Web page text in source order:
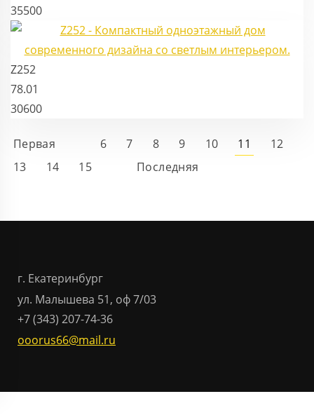
35500
Z252
78.01
30600
Первая 6 7 8 9 10 11
12
13
14 15 Последняя
г. Екатеринбург
ул. Малышева 51, оф 7/03
+7 (343) 207-74-36
ooorus66@mail.ru